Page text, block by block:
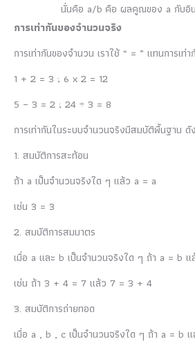
นั่นคือ a/b คือ ผลคูณของ a กับอินเ
การเท่ากันของจำนวนจริง
การเท่ากันของจำนวน เราใช้ “ = ” แทนการเท่า
1 + 2 = 3 ; 6 x 2 = 12
5 – 3 = 2 ; 24 ÷ 3 = 8
การเท่ากันในระบบจำนวนจริงมีสมบัติพื้นฐาน ดั
1. สมบัติการสะท้อน
ถ้า a เป็นจำนวนจริงใด ๆ แล้ว a = a
เช่น 3 = 3
2. สมบัติการสมมาตร
เมื่อ a และ b เป็นจำนวนจริงใด ๆ ถ้า a = b
เช่น ถ้า 3 + 4 = 7 แล้ว 7 = 3 + 4
3. สมบัติการถ่ายทอด
เมื่อ a , b , c เป็นจำนวนจริงใด ๆ ถ้า a = b